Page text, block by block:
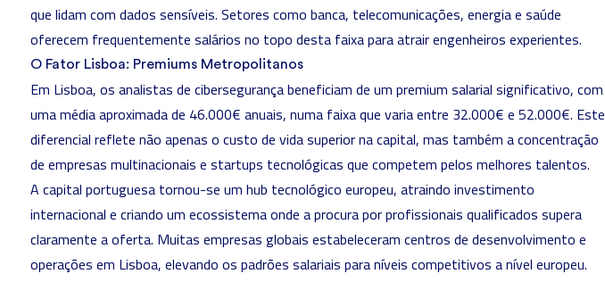
que lidam com dados sensíveis. Setores como banca, telecomunicações, energia e saúde
oferecem frequentemente salários no topo desta faixa para atrair engenheiros experientes.
O Fator Lisboa: Premiums Metropolitanos
Em Lisboa, os analistas de cibersegurança beneficiam de um premium salarial significativo, com
uma média aproximada de 46.000€ anuais, numa faixa que varia entre 32.000€ e 52.000€. Este
diferencial reflete não apenas o custo de vida superior na capital, mas também a concentração
de empresas multinacionais e startups tecnológicas que competem pelos melhores talentos.
A capital portuguesa tornou-se um hub tecnológico europeu, atraindo investimento
internacional e criando um ecossistema onde a procura por profissionais qualificados supera
claramente a oferta. Muitas empresas globais estabeleceram centros de desenvolvimento e
operações em Lisboa, elevando os padrões salariais para níveis competitivos a nível europeu.